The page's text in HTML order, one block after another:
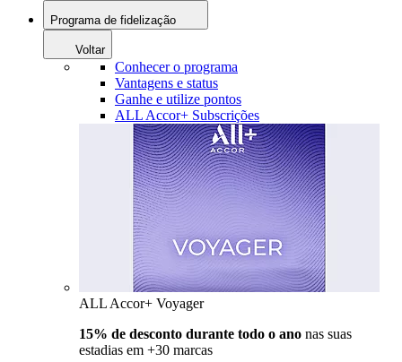
Programa de fidelização
Voltar
Conhecer o programa
Vantagens e status
Ganhe e utilize pontos
ALL Accor+ Subscrições
ALL Accor+ Voyager
15% de desconto durante todo o ano nas suas
estadias em +30 marcas